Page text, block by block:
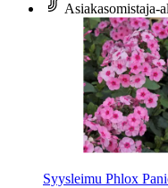
Asiakasomistaja-
Syysleimu Phlox